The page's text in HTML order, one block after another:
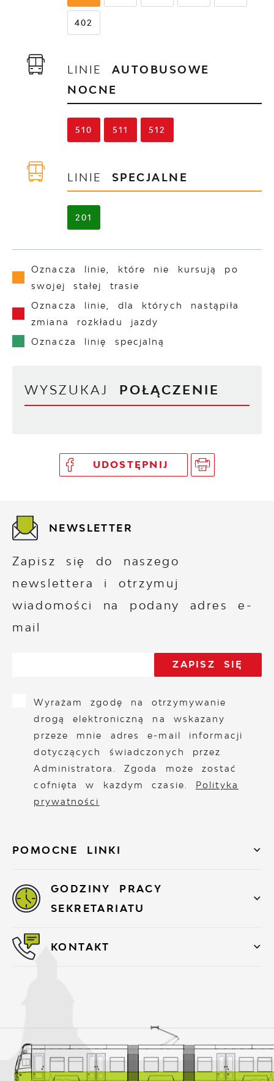
402
LINIE AUTOBUSOWE
NOCNE
510 511 512
LINIE SPECJALNE
201
Oznacza linie, które nie kursują po
swojej stałej trasie
Oznacza linie, dla których nastąpiła
zmiana rozkładu jazdy
Oznacza linię specjalną
WYSZUKAJ POŁĄCZENIE
UDOSTĘPNIJ
POMOCNE LINKI
NEWSLETTER
Zapisz się do naszego
newslettera i otrzymuj
wiadomości na podany adres e-
mail
Wyrażam zgodę na otrzymywanie
drogą elektroniczną na wskazany
przeze mnie adres e-mail informacji
dotyczących świadczonych przez
Administratora. Zgoda może zostać
cofnięta w każdym czasie. Polityka
prywatności
GODZINY PRACY
SEKRETARIATU
KONTAKT